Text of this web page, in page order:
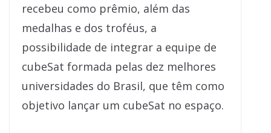
recebeu como prêmio, além das
medalhas e dos troféus, a
possibilidade de integrar a equipe de
cubeSat formada pelas dez melhores
universidades do Brasil, que têm como
objetivo lançar um cubeSat no espaço.